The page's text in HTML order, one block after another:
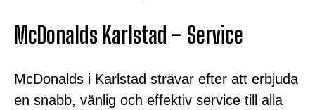
McDonalds Karlstad – Service
McDonalds i Karlstad strävar efter att erbjuda
en snabb, vänlig och effektiv service till alla